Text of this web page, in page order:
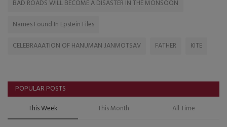
BAD ROADS WILL BECOME A DISASTER IN THE MONSOON
Names Found In Epstein Files
CELEBRAAATION OF HANUMAN JANMOTSAV
FATHER KITE
POPULAR POSTS
This Week This Month All Time